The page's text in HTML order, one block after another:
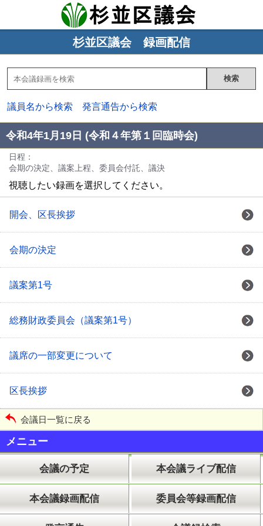
杉並区議会 録画配信
議員名から検索 発言通告から検索
令和4年1月19日 (令和４年第１回臨時会)
日程：
会期の決定、議案上程、委員会付託、議決
視聴したい録画を選択してください。
開会、区長挨拶
会期の決定
議案第1号
総務財政委員会（議案第1号）
議席の一部変更について
区長挨拶
会議日一覧に戻る
メニュー
会議の予定 本会議ライブ配信
本会議録画配信 委員会等録画配信